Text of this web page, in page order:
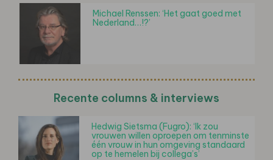
Michael Renssen: ‘Het gaat goed met
Nederland…!?’
Recente columns & interviews
Hedwig Sietsma (Fugro): ‘Ik zou
vrouwen willen oproepen om tenminste
één vrouw in hun omgeving standaard
op te hemelen bij collega’s’